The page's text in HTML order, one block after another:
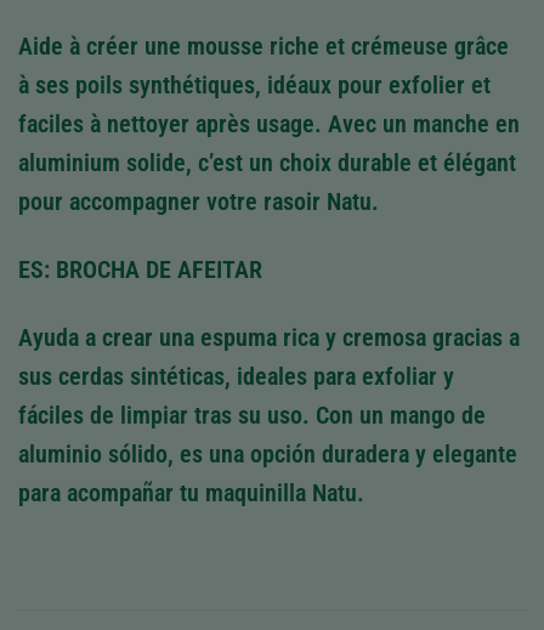
Aide à créer une mousse riche et crémeuse grâce
à ses poils synthétiques, idéaux pour exfolier et
faciles à nettoyer après usage. Avec un manche en
aluminium solide, c’est un choix durable et élégant
pour accompagner votre rasoir Natu.
ES: BROCHA DE AFEITAR
Ayuda a crear una espuma rica y cremosa gracias a
sus cerdas sintéticas, ideales para exfoliar y
fáciles de limpiar tras su uso. Con un mango de
aluminio sólido, es una opción duradera y elegante
para acompañar tu maquinilla Natu.